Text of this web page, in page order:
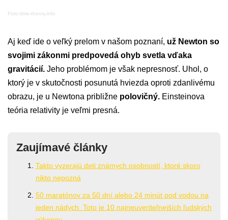
Foto:time-theory.info
Aj keď ide o veľký prelom v našom poznaní, už Newton so
svojimi zákonmi predpovedá ohyb svetla vďaka
gravitácií. Jeho problémom je však nepresnosť. Uhol, o
ktorý je v skutočnosti posunutá hviezda oproti zdanlivému
obrazu, je u Newtona približne polovičný. Einsteinova
teória relativity je veľmi presná.
Zaujímavé články
Takto vyzerajú deti známych osobností, ktoré skoro
nikto nepozná
50 maratónov za 50 dní alebo 24 minút pod vodou na
jeden nádych. Toto je 10 najneuveriteľnejších ľudských